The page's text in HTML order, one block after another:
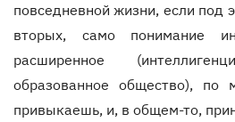
повседневной жизни, если под
вторых, само понимание
расширенное
образованное общество), по
привыкаешь, и, в общем-то,